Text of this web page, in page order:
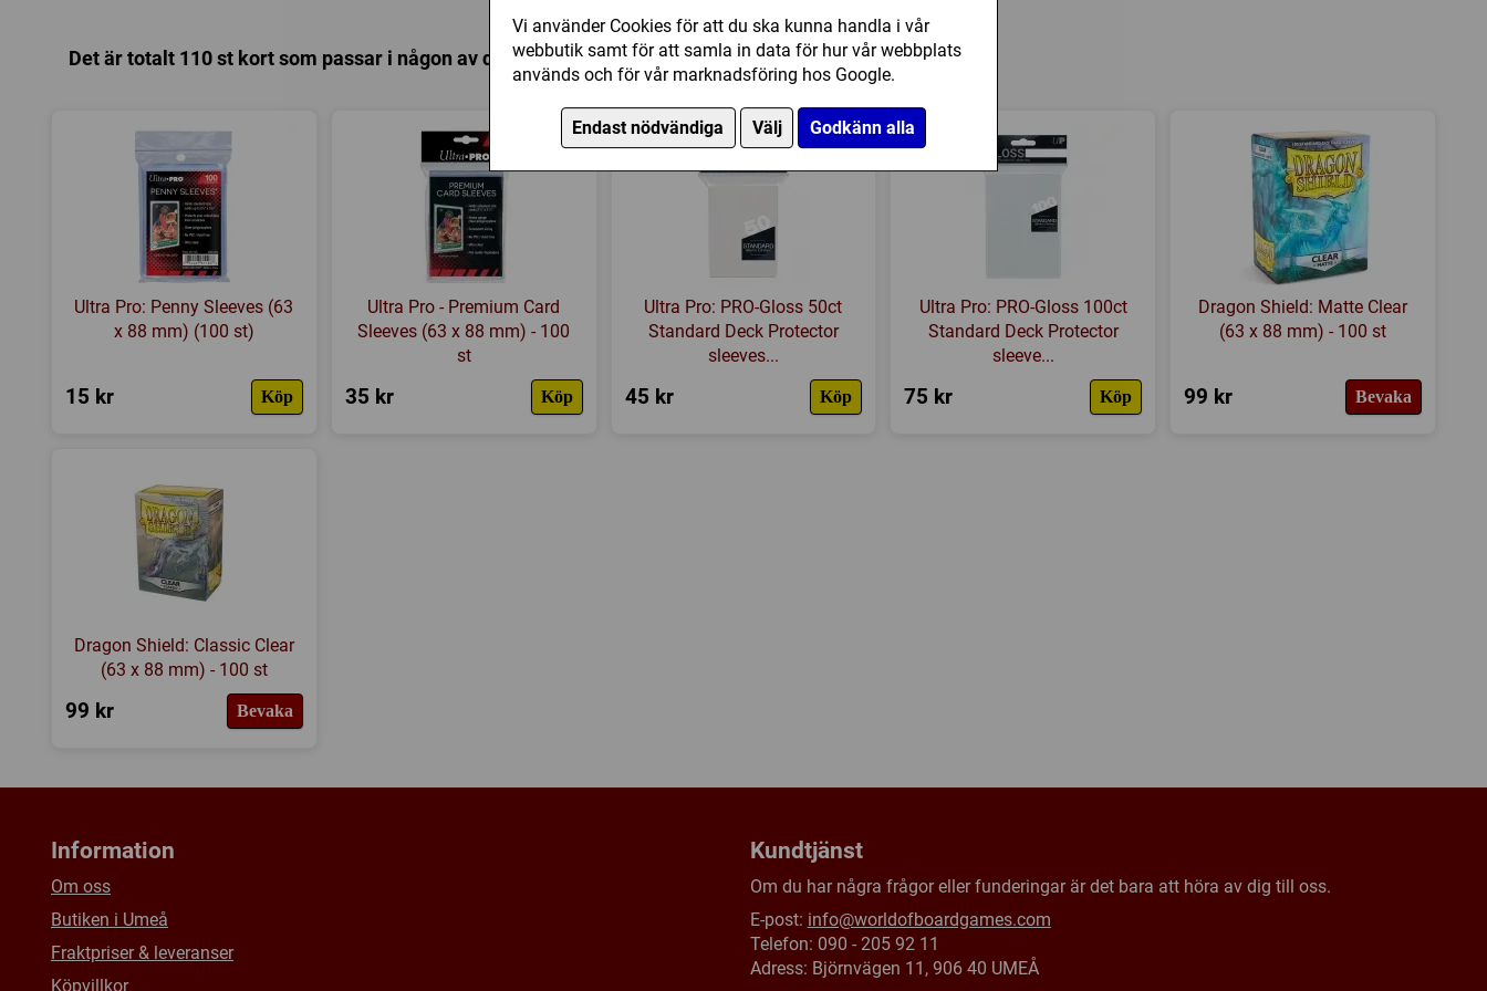
Vi använder Cookies för att du ska kunna handla i vår
webbutik samt för att samla in data för hur vår webbplats
används och för vår marknadsföring hos Google.
Endast nödvändiga Välj Godkänn alla
Atlas Games
Länkar: Tillverkarens hemsida
Försälj. rank:8125/18139
Det är totalt 110 st kort som passar i någon av dessa plastfickor
Ultra Pro: Penny Sleeves (63
x 88 mm) (100 st)
15 kr Köp
Ultra Pro - Premium Card
Sleeves (63 x 88 mm) - 100
st
35 kr Köp
Ultra Pro: PRO-Gloss 50ct
Standard Deck Protector
sleeves...
45 kr Köp
Ultra Pro: PRO-Gloss 100ct
Standard Deck Protector
sleeve...
75 kr Köp
Dragon Shield: Matte Clear
(63 x 88 mm) - 100 st
99 kr Bevaka
Dragon Shield: Classic Clear
(63 x 88 mm) - 100 st
99 kr Bevaka
Information
Om oss
Butiken i Umeå
Fraktpriser & leveranser
Köpvillkor
Kundtjänst
Om du har några frågor eller funderingar är det bara att höra av dig till oss.
E-post: info@worldofboardgames.com
Telefon: 090 - 205 92 11
Adress: Björnvägen 11, 906 40 UMEÅ